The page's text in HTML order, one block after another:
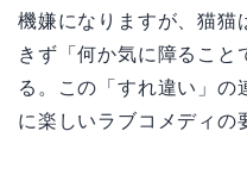
機嫌になりますが、猫猫
きず「何か気に障ること
る。この「すれ違い」の
に楽しいラブコメディの